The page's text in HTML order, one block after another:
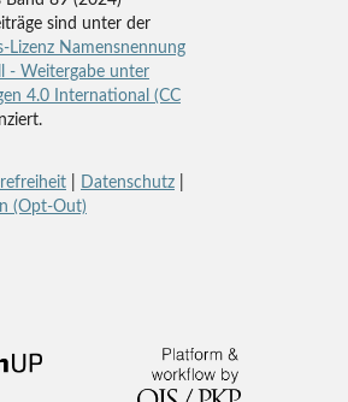
sind unter der
Lizenz Namensnennung
- Weitergabe unter
4.0 International (CC
| Datenschutz|
(Opt-Out)